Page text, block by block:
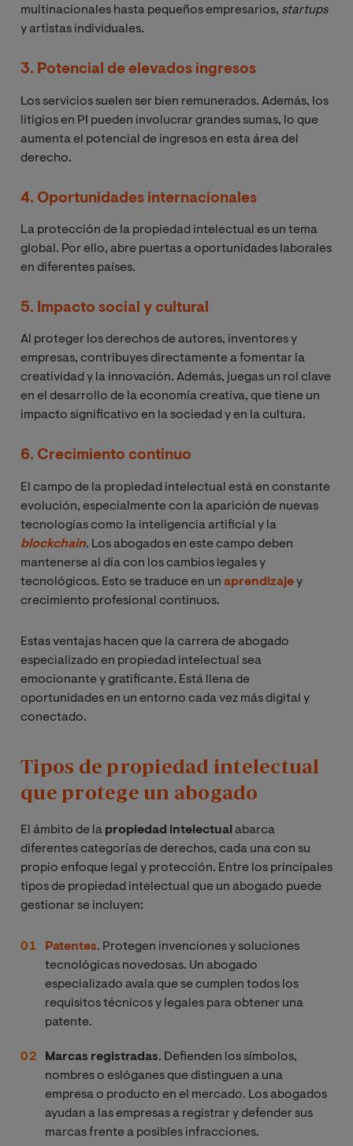
multinacionales hasta pequeños empresarios, startups
y artistas individuales.
3. Potencial de elevados ingresos
Los servicios suelen ser bien remunerados. Además, los
litigios en PI pueden involucrar grandes sumas, lo que
aumenta el potencial de ingresos en esta área del
derecho.
4. Oportunidades internacionales
La protección de la propiedad intelectual es un tema
global. Por ello, abre puertas a oportunidades laborales
en diferentes países.
5. Impacto social y cultural
Al proteger los derechos de autores, inventores y
empresas, contribuyes directamente a fomentar la
creatividad y la innovación. Además, juegas un rol clave
en el desarrollo de la economía creativa, que tiene un
impacto significativo en la sociedad y en la cultura.
6. Crecimiento continuo
El campo de la propiedad intelectual está en constante
evolución, especialmente con la aparición de nuevas
tecnologías como la inteligencia artificial y la
blockchain. Los abogados en este campo deben
mantenerse al día con los cambios legales y
tecnológicos. Esto se traduce en un aprendizajey
crecimiento profesional continuos.
Estas ventajas hacen que la carrera de abogado
especializado en propiedad intelectual sea
emocionante y gratificante. Está llena de
oportunidades en un entorno cada vez más digital y
conectado.
Tipos de propiedad intelectual
que protege un abogado
El ámbito de la propiedad intelectualabarca
diferentes categorías de derechos, cada una con su
propio enfoque legal y protección. Entre los principales
tipos de propiedad intelectual que un abogado puede
gestionar se incluyen:
Patentes. Protegen invenciones y soluciones
tecnológicas novedosas. Un abogado
especializado avala que se cumplen todos los
requisitos técnicos y legales para obtener una
patente.
Marcas registradas. Defienden los símbolos,
nombres o eslóganes que distinguen a una
empresa o producto en el mercado. Los abogados
ayudan a las empresas a registrar y defender sus
marcas frente a posibles infracciones.